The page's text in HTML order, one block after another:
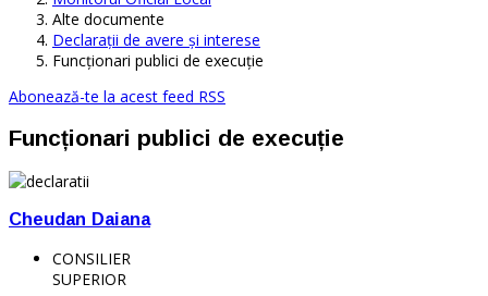
Alte documente
Declaraţii de avere şi interese
Funcționari publici de execuție
Abonează-te la acest feed RSS
Funcționari publici de execuție
Cheudan Daiana
CONSILIER
SUPERIOR